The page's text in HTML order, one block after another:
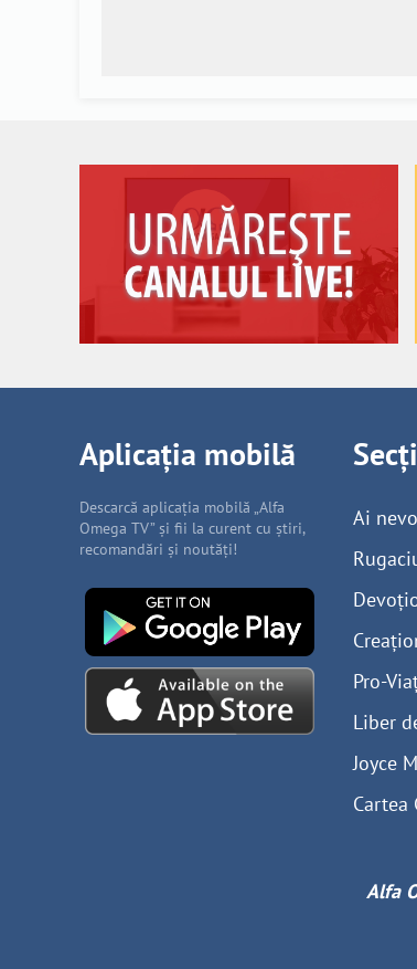
Aplicația mobilă
Descarcă aplicația mobilă „Alfa
Omega TV” și fii la curent cu știri,
recomandări și noutăți!
Ai
Pro-
Liber
Joyce
Cartea
Alfa